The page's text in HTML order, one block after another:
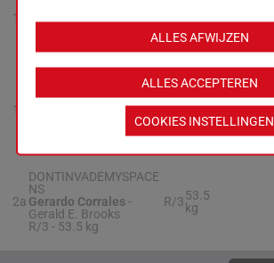
13
kg
1a
John
H/353.5
kg
2a
DONTINVADEMYSPACE
NS
Gerardo Corrales-
Gerald E. Brooks
R/3 - 53.5 kg
R/353.5
kg
ALLES ACCEPTEREN
ALLES AFWIJZEN
COOKIES INSTELLINGEN